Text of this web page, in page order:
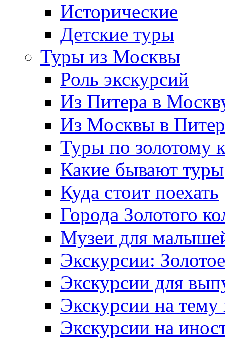
Исторические
Детские туры
Туры из Москвы
Роль экскурсий
Из Питера в
Из Москвы в Питер
Туры по золотому
Какие бывают туры
Куда стоит поехать
Города Золотого
Музеи для
Экскурсии:
Экскурсии для
Экскурсии на тему
Экскурсии на